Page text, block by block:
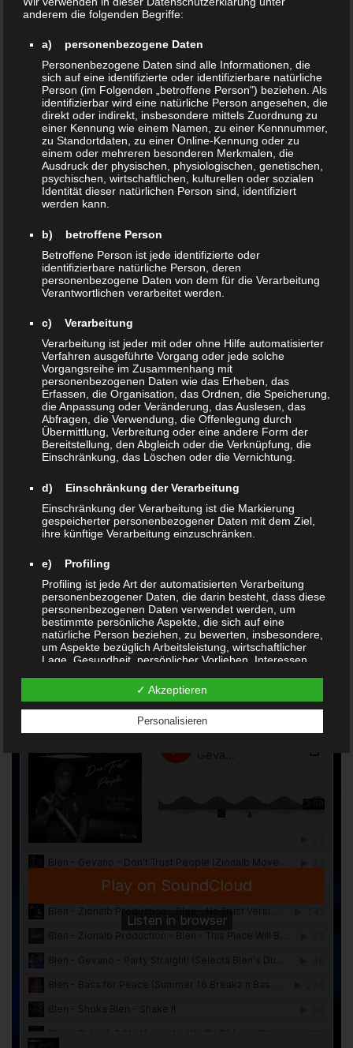
Ballert euch von klassischem Roots Rock Reggae über
alltime Classics bis hin zu modernem elektronisch
angehauchtem Dancehall alles um die Ohren damit Ihr
euer Tanzbein schwingen könnt!
Blen auf Mixcloud
dem Moto two Turntables and a Mic.
In der heutigen Zeit ist es allerdings schwierig nur mit
originalen Vinyl scheiben noch alle Neuheiten auf die
Speaker zu ballern, weshalb er sich auf den Kompromiss
mit digitalem Vinyl zu arbeiten einließ.
Hauptsächlich konzentrierte er sich in den frühen 00ern
Später kamen dann noch Breakbeatz und Dubstep dazu.
Reggae und Dancehall Sound. Zudem kreiert Blen auch
eigene Remixes, Mastert Dubplates und produziert unter
anderem auch eigene Riddims!
Blen auf
Soundcloud
anderem die folgenden Begriffe:
a) personenbezogene Daten
Personenbezogene Daten sind alle Informationen, die
sich auf eine identifizierte oder identifizierbare natürliche
Person (im Folgenden „betroffene Person") beziehen. Als
identifizierbar wird eine natürliche Person angesehen, die
direkt oder indirekt, insbesondere mittels Zuordnung zu
einer Kennung wie einem Namen, zu einer Kennnummer,
zu Standortdaten, zu einer Online-Kennung oder zu
einem oder mehreren besonderen Merkmalen, die
Ausdruck der physischen, physiologischen, genetischen,
psychischen, wirtschaftlichen, kulturellen oder sozialen
Identität dieser natürlichen Person sind, identifiziert
werden kann.
b) betroffene Person
Betroffene Person ist jede identifizierte oder
identifizierbare natürliche Person, deren
personenbezogene Daten von dem für die Verarbeitung
Verantwortlichen verarbeitet werden.
c) Verarbeitung
Verarbeitung ist jeder mit oder ohne Hilfe automatisierter
Verfahren ausgeführte Vorgang oder jede solche
Vorgangsreihe im Zusammenhang mit
personenbezogenen Daten wie das Erheben, das
Erfassen, die Organisation, das Ordnen, die Speicherung,
die Anpassung oder Veränderung, das Auslesen, das
Abfragen, die Verwendung, die Offenlegung durch
Übermittlung, Verbreitung oder eine andere Form der
Bereitstellung, den Abgleich oder die Verknüpfung, die
Einschränkung, das Löschen oder die Vernichtung.
d) Einschränkung der Verarbeitung
Einschränkung der Verarbeitung ist die Markierung
gespeicherter personenbezogener Daten mit dem Ziel,
ihre künftige Verarbeitung einzuschränken.
e) Profiling
Profiling ist jede Art der automatisierten Verarbeitung
personenbezogener Daten, die darin besteht, dass diese
personenbezogenen Daten verwendet werden, um
bestimmte persönliche Aspekte, die sich auf eine
natürliche Person beziehen, zu bewerten, insbesondere,
um Aspekte bezüglich Arbeitsleistung, wirtschaftlicher
Lage, Gesundheit, persönlicher Vorlieben, Interessen,
Ortswechsel dieser natürlichen Person zu analysieren
f) Pseudonymisierung
personenbezogener Daten in einer Weise, auf welche die
personenbezogenen Daten ohne Hinzuziehung
zusätzlicher Informationen nicht mehr einer spezifischen
betroffenen Person zugeordnet werden können, sofern
diese zusätzlichen Informationen gesondert aufbewahrt
werden und technischen und organisatorischen
Maßnahmen unterliegen, die gewährleisten, dass die
identifizierbaren natürlichen Person zugewiesen werden.
g) Verantwortlicher oder für die Verarbeitung
Verantwortlicher
Verantwortlicher oder für die Verarbeitung
Verantwortlicher ist die natürliche oder juristische Person,
Behörde, Einrichtung oder andere Stelle, die allein oder
gemeinsam mit anderen über die Zwecke und Mittel der
Verarbeitung von personenbezogenen Daten entscheidet.
Sind die Zwecke und Mittel dieser Verarbeitung durch das
Unionsrecht oder das Recht der Mitgliedstaaten
vorgegeben, so kann der Verantwortliche
beziehungsweise können die bestimmten Kriterien seiner
Benennung nach dem Unionsrecht oder dem Recht der
✓ Akzeptieren
Personalisieren